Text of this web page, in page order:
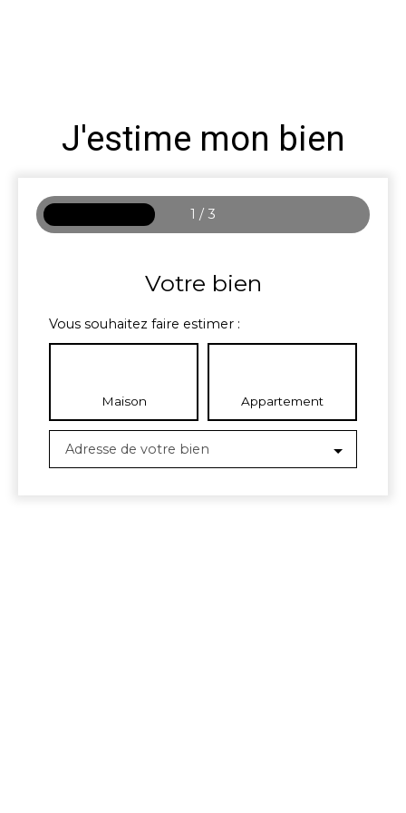
J'estime mon bien
1 / 3
Votre bien
Vous souhaitez faire estimer :
Maison Appartement
Adresse de votre bien